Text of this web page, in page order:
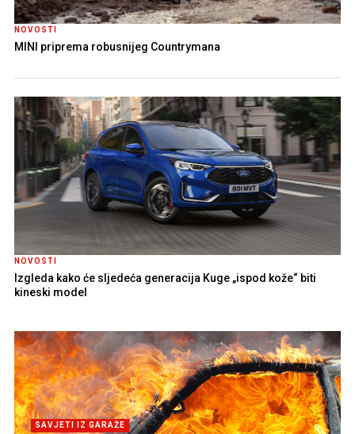
NOVOSTI
MINI priprema robusnijeg Countrymana
NOVOSTI
Izgleda kako će sljedeća generacija Kuge „ispod kože“ biti
kineski model
SAVJETI IZ GARAŽE